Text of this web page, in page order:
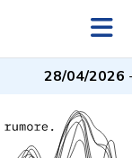
28/04/2026-